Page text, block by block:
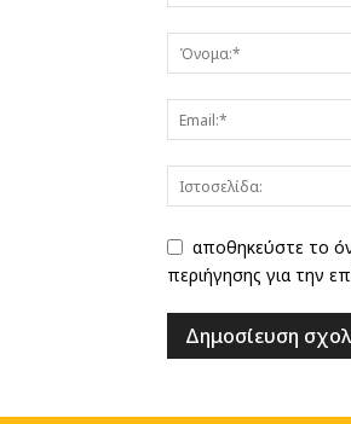
αποθηκεύστε το
περιήγησης για την